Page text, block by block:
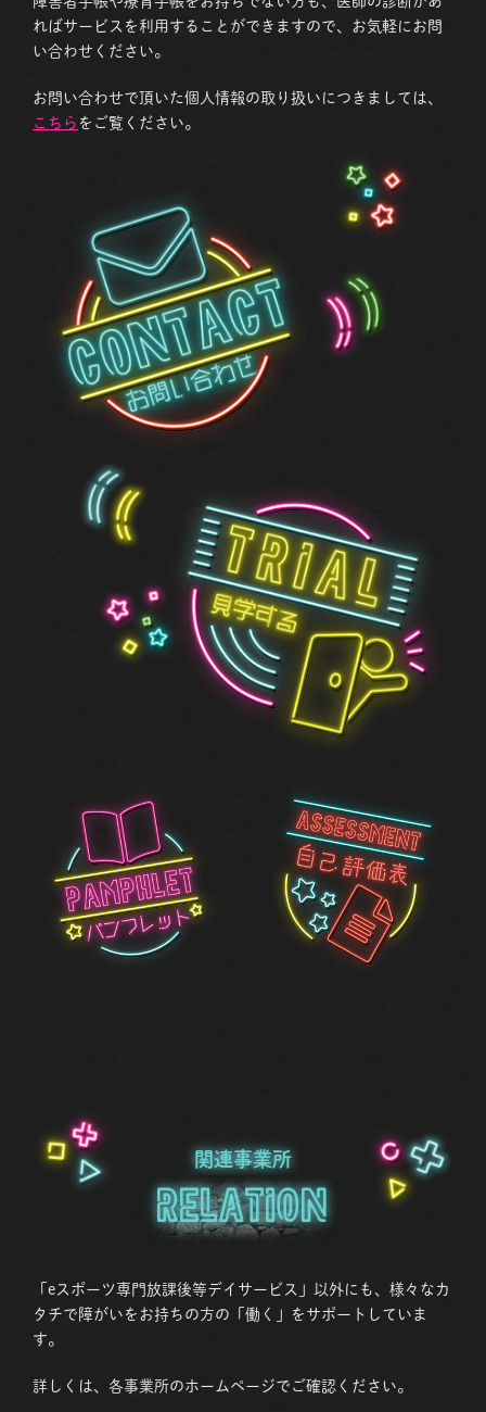
ればサービスを利用することができますので、お気軽にお問
い合わせください。
お問い合わせで頂いた個人情報の取り扱いにつきましては、
こちら をご覧ください。
関連事業所
Relation
「eスポーツ専門放課後等デイサービス」以外にも、様々なカ
タチで障がいをお持ちの方の「働く」をサポートしていま
す。
詳しくは、各事業所のホームページでご確認ください。